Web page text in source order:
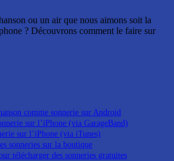
ou un air que nous aimons soit la
? Découvrons comment le faire sur
comme sonnerie sur Android
sur l’iPhone (via GarageBand)
sur l’iPhone (via iTunes)
sonneries sur la boutique
télécharger des sonneries gratuites